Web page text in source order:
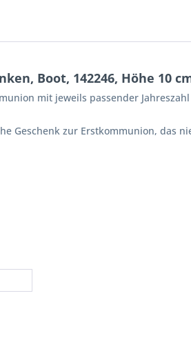
Boot, 142246, Höhe 10
mit jeweils passender
Geschenk zur Erstkommunion, das